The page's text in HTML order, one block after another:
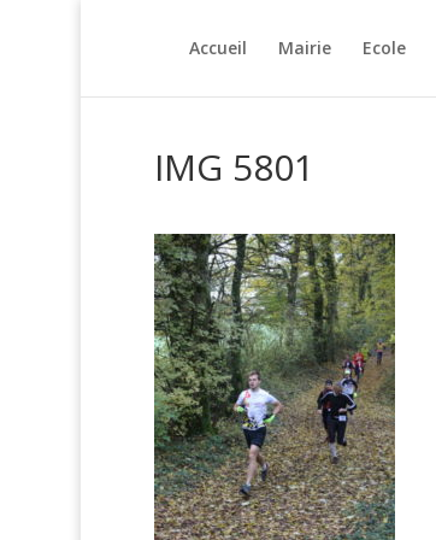
Accueil Mairie Ecole
IMG 5801